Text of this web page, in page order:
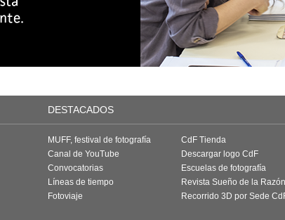
DESTACADOS
MUFF, festival de fotografía
Canal de YouTube
Convocatorias
Líneas de tiempo
Fotoviaje
CdF Tienda
Descargar logo CdF
Escuelas de fotografía
Revista Sueño de la Razón
Recorrido 3D por Sede